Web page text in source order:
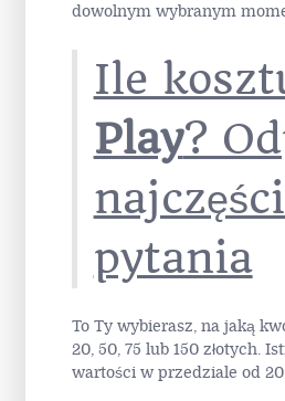
dowolnym wybranym
Ile
Play?
pytania
To Ty wybierasz, na jaką
20, 50, 75 lub 150 złotych.
wartości w przedziale od 20